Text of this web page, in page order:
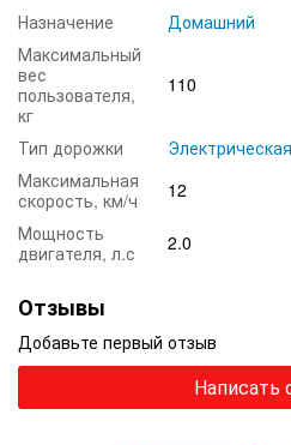
Назначение
Домашний
Максимальный
вес
пользователя,
кг
110
Тип дорожки
Электрическая
Максимальная
скорость, км/ч
12
Мощность
двигателя, л.с
2.0
Отзывы
Добавьте первый отзыв
Написать